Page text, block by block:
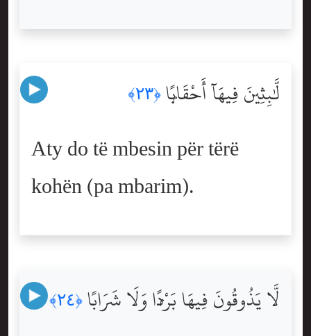
لَّٰبِثِينَ فِيهَآ أَحْقَابًۭا ﴿٢٣﴾
Aty do të mbesin për tërë
kohën (pa mbarim).
لَّا يَذُوقُونَ فِيهَا بَرْدًۭا وَلَا شَرَابًا ﴿٢٤﴾